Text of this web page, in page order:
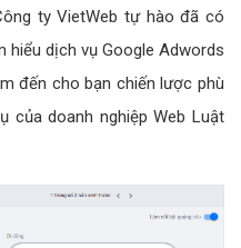
ty VietWeb tự hào đã có
hiểu dịch vụ Google Adwords
đến cho bạn chiến lược phù
của doanh nghiệp Web Luật